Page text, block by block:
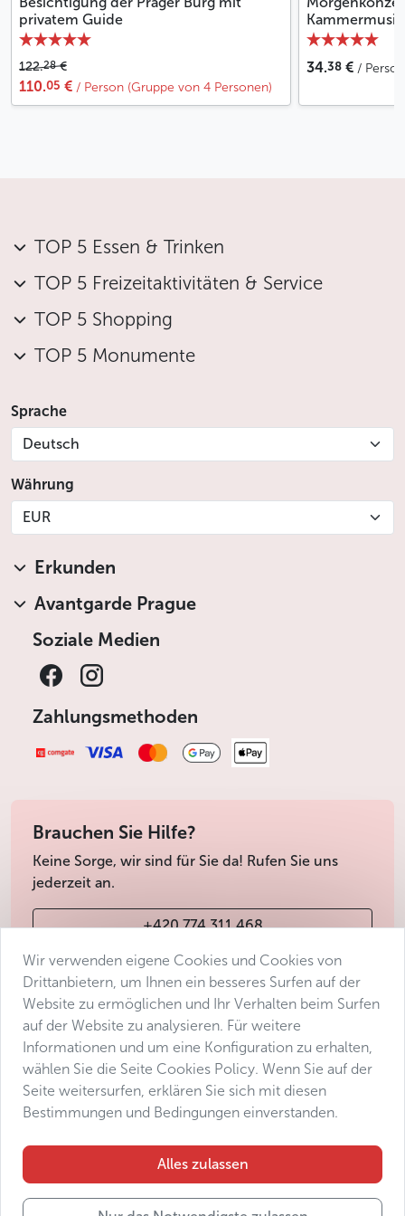
privatem Guide
122.28€
110.05 € / Person (Gruppe von 4 Personen)
34.38 € / Person
TOP 5 Essen & Trinken
TOP 5 Freizeitaktivitäten & Service
TOP 5 Shopping
TOP 5 Monumente
Sprache
Deutsch
Währung
EUR
Erkunden
Avantgarde Prague
Soziale Medien
Zahlungsmethoden
Brauchen Sie Hilfe?
Keine Sorge, wir sind für Sie da! Rufen Sie uns
jederzeit an.
+420 774 311 468
info@avantgarde-prague.cz
Geschäftsbedingungen
Datenschutz
Barrierefreiheitserklärung
Manage consent
Wir verwenden eigene Cookies und Cookies von
Drittanbietern, um Ihnen ein besseres Surfen auf der
Website zu ermöglichen und Ihr Verhalten beim Surfen
auf der Website zu analysieren. Für weitere
Informationen und um eine Konfiguration zu erhalten,
wählen Sie die Seite Cookies Policy. Wenn Sie auf der
Seite weitersurfen, erklären Sie sich mit diesen
Bestimmungen und Bedingungen einverstanden.
Alles zulassen